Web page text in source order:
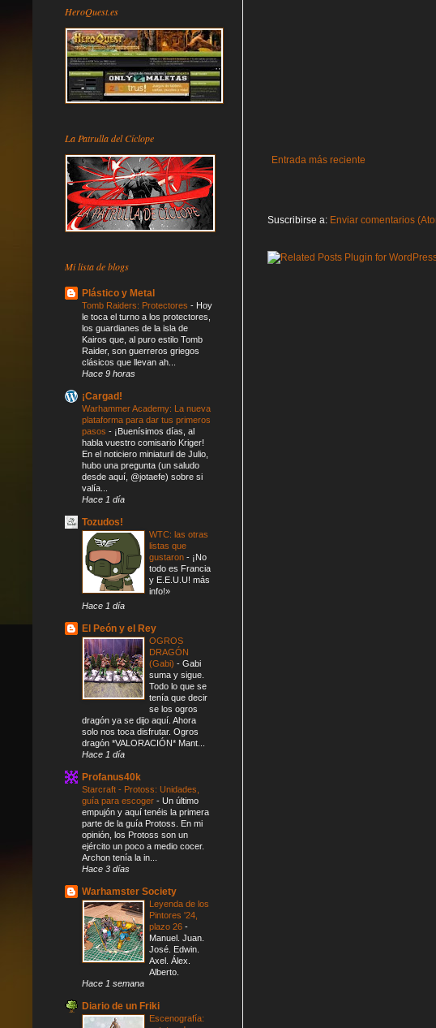
Entrada más reciente
Suscribirse a: Enviar comentarios
HeroQuest.es
La Patrulla del Cíclope
Mi lista de blogs
Plástico y Metal
Tomb Raiders: Protectores - Hoy
le toca el turno a los protectores,
los guardianes de la isla de
Kairos que, al puro estilo Tomb
Raider, son guerreros griegos
clásicos que llevan ah...
Hace 9 horas
¡Cargad!
Warhammer Academy: La nueva
plataforma para dar tus primeros
pasos - ¡Buenísimos días, al
habla vuestro comisario Kriger!
En el noticiero miniaturil de Julio,
hubo una pregunta (un saludo
desde aquí, @jotaefe) sobre si
valía...
Hace 1 día
Tozudos!
WTC: las otras
listas que
gustaron - ¡No
todo es Francia
y E.E.U.U! más
info!»
Hace 1 día
El Peón y el Rey
OGROS
DRAGÓN
(Gabi) - Gabi
suma y sigue.
Todo lo que se
tenía que decir
se los ogros
dragón ya se dijo aquí. Ahora
solo nos toca disfrutar. Ogros
dragón *VALORACIÓN* Mant...
Hace 1 día
Profanus40k
Starcraft - Protoss: Unidades,
guía para escoger - Un último
empujón y aquí tenéis la primera
parte de la guía Protoss. En mi
opinión, los Protoss son un
ejército un poco a medio cocer.
Archon tenía la in...
Hace 3 días
Warhamster Society
Leyenda de los
Pintores '24,
plazo 26 -
Manuel. Juan.
José. Edwin.
Axel. Álex.
Alberto.
Hace 1 semana
Diario de un Friki
Escenografía: